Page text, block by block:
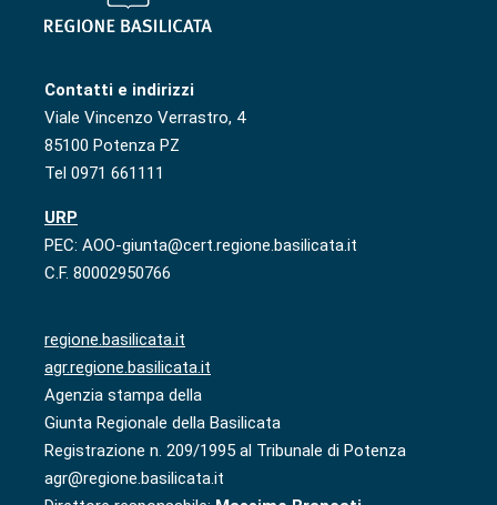
Contatti e indirizzi
Viale Vincenzo Verrastro, 4
85100 Potenza PZ
Tel 0971 661111
URP
PEC: AOO-giunta@cert.regione.basilicata.it
C.F. 80002950766
regione.basilicata.it
agr.regione.basilicata.it
Agenzia stampa della
Giunta Regionale della Basilicata
Registrazione n. 209/1995 al Tribunale di Potenza
agr@regione.basilicata.it